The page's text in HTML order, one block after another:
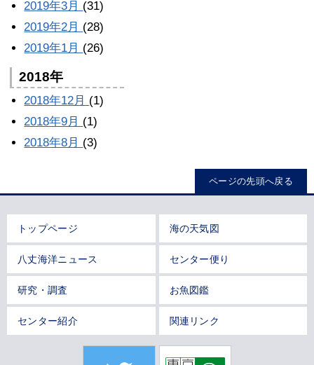
2019年3月 (31)
2019年2月 (28)
2019年1月 (26)
2018年
2018年12月 (1)
2018年9月 (1)
2018年8月 (3)
ページの先頭へ戻る
トップページ 海の天気図
八丈海洋ニュース センター便り
研究・調査 お魚図鑑
センター紹介 関連リンク